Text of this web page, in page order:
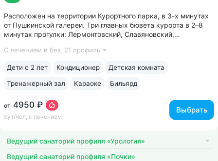
Расположен на территории Курортного парка, в 3-х минутах
от Пушкинской галереи. Три главных бювета курорта в 2–8
минутах прогулки: Лермонтовский, Славяновский,
из самых красивых памятников архитектуры
С лечением и без, 21 профиль
от 4950 ₽
сут/чел, с лечением
Выбрать
Дети с 2 лет Кондиционер Детская комната
Тренажерный зал Караоке Бильярд
Ведущий санаторий профиля «Урология»
Ведущий санаторий профиля «Почки»